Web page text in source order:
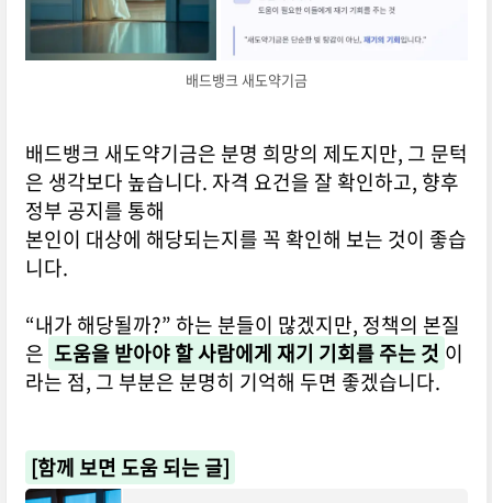
배드뱅크 새도약기금
배드뱅크 새도약기금은 분명 희망의 제도지만, 그 문턱
은 생각보다 높습니다. 자격 요건을 잘 확인하고, 향후
정부 공지를 통해
본인이 대상에 해당되는지를 꼭 확인해 보는 것이 좋습
니다.
“내가 해당될까?” 하는 분들이 많겠지만, 정책의 본질
은 도움을 받아야 할 사람에게 재기 기회를 주는 것 이
라는 점, 그 부분은 분명히 기억해 두면 좋겠습니다.
[함께 보면 도움 되는 글]